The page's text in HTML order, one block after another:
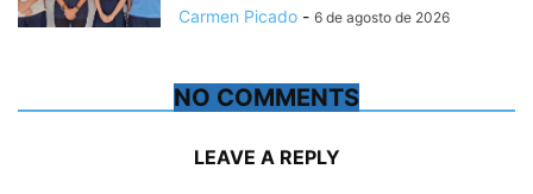
Carmen Picado - 6 de agosto de 2026
NO COMMENTS
LEAVE A REPLY